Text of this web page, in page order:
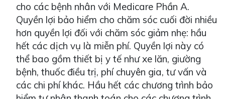
cho các bệnh nhân với Medicare Phần A.
Quyền lợi bảo hiểm cho chăm sóc cuối đời nhiều
hơn quyền lợi đối với chăm sóc giảm nhẹ: hầu
hết các dịch vụ là miễn phí. Quyền lợi này có
thể bao gồm thiết bị y tế như xe lăn, giường
bệnh, thuốc điều trị, phí chuyên gia, tư vấn và
các chi phí khác. Hầu hết các chương trình bảo